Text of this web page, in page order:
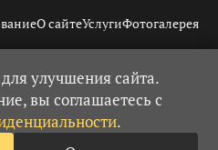
О сайтеУслугиФотогалерея
18+ · При использовании
для улучшения сайта.
вы соглашаетесь с
.